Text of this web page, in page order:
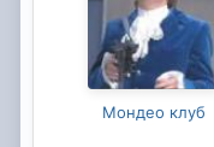
Мондео клуб